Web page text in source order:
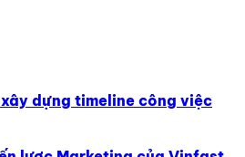
dựng timeline công việc